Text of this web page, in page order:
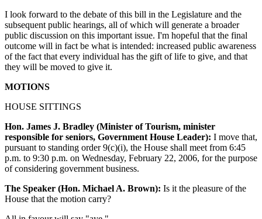
I look forward to the debate of this bill in the Legislature and the
subsequent public hearings, all of which will generate a broader
public discussion on this important issue. I'm hopeful that the final
outcome will in fact be what is intended: increased public awareness
of the fact that every individual has the gift of life to give, and that
they will be moved to give it.
MOTIONS
HOUSE SITTINGS
Hon. James J. Bradley (Minister of Tourism, minister
responsible for seniors, Government House Leader): I move that,
pursuant to standing order 9(c)(i), the House shall meet from 6:45
p.m. to 9:30 p.m. on Wednesday, February 22, 2006, for the purpose
of considering government business.
The Speaker (Hon. Michael A. Brown): Is it the pleasure of the
House that the motion carry?